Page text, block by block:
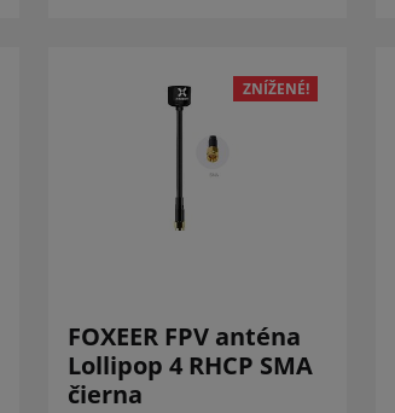
ZNÍŽENÉ!
FOXEER FPV anténa
Lollipop 4 RHCP SMA
čierna